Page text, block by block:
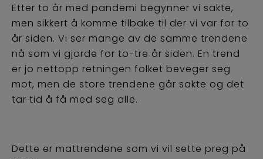
Etter to år med pandemi begynner vi sakte,
men sikkert å komme tilbake til der vi var for to
år siden. Vi ser mange av de samme trendene
nå som vi gjorde for to-tre år siden. En trend
er jo nettopp retningen folket beveger seg
mot, men de store trendene går sakte og det
tar tid å få med seg alle.
Dette er mattrendene som vi vil sette preg på